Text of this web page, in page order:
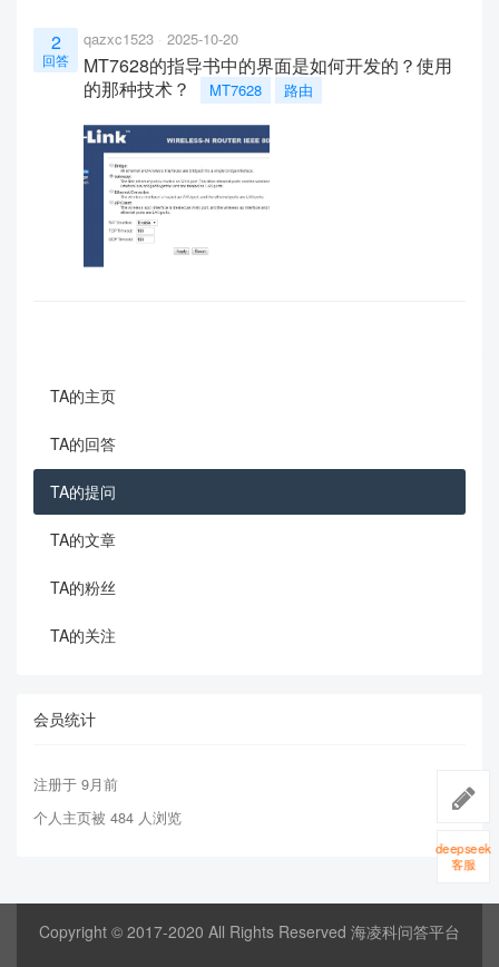
2
回答
qazxc1523 2025-10-20
MT7628的指导书中的界面是如何开发的？使用
的那种技术？
MT7628 路由
TA的主页
TA的回答
TA的提问
TA的文章
TA的粉丝
TA的关注
会员统计
注册于 9月前
个人主页被 484 人浏览
Copyright © 2017-2020 All Rights Reserved 海凌科问答平台
deepseek
客服